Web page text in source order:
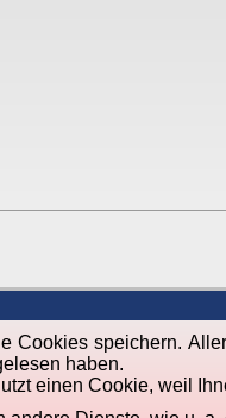
Cookies speichern.
haben.
einen Cookie, weil